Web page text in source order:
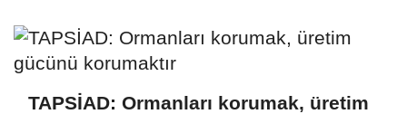
TAPSİAD: Ormanları korumak, üretim